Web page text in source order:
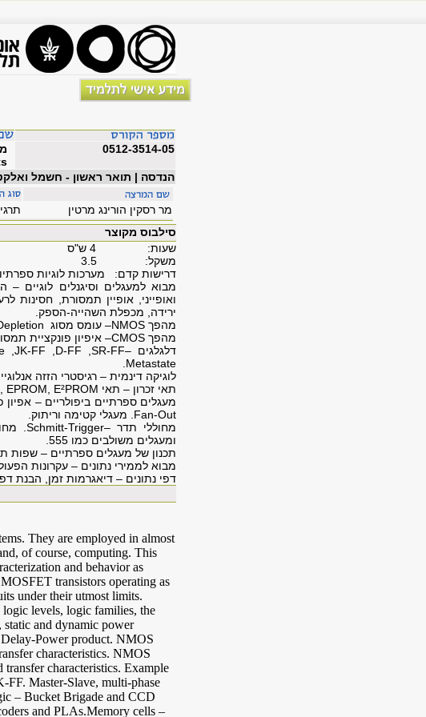
0512-3514-05
הנדסה | תואר ראשון - חשמל
מר רסקין הורינג מרטין
סילבוס מקוצר
שעות: 4 ש"ס
משקל: 3.5
דרישות קדם: מערכות לוגיות
מבוא למעגלים וסיגנלים לוגיים –
ואופייני, אופיין תמסורת, חסינות
ירידה, מכפלת השהייה-הספק.
מהפך NMOS
– עומס מסוג
מהפך CMOS
– איפיון פונקציית
דלגלגים –
SR-FF
,
D-FF
JK-FF
,
Metastate
לוגיקה דינמית – רגיסטרי הזזה
תאי זכרון – תאי EPROM, E²PROM
מעגלים ספרתיים ביפולריים–
Fan-Out . מעגלי קטימה וריתוק.
מחוללי תדר–
Schmitt-Trigger
.
ומעגלים משולבים כמו 555.
תכנון של מעגלים ספרתיים – שפות
מבוא לממירי נתונים – עקרונות
דפי נתונים – דיאגרמות זמן, הבנת
They are employed in almost
of course, computing. This
and behavior as
transistors operating as
under their utmost limits.
levels, logic families, the
static and dynamic power
Power product. NMOS
characteristics. NMOS
characteristics. Example
FF. Master-Slave, multi-phase
– Bucket Brigade and CCD
and PLAs.Memory cells –